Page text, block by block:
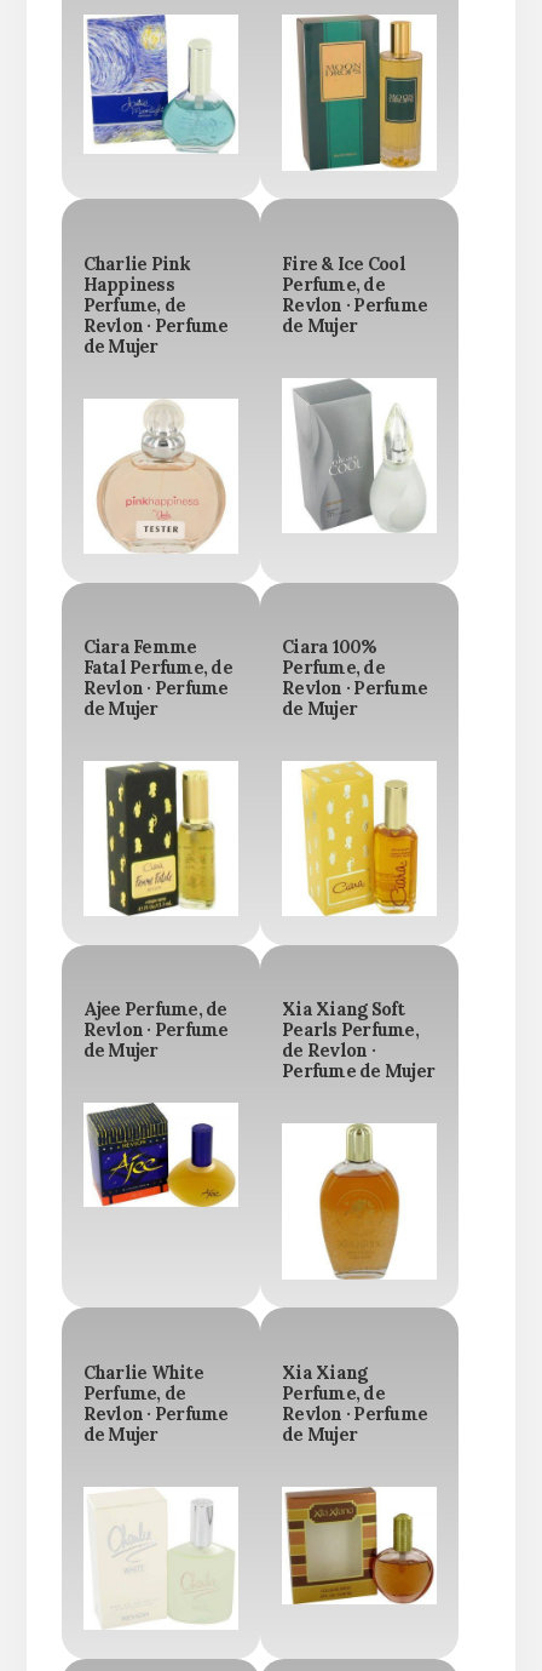
Charlie Pink
Happiness
Perfume, de
Revlon · Perfume
de Mujer
Fire & Ice Cool
Perfume, de
Revlon · Perfume
de Mujer
Ciara Femme
Fatal Perfume, de
Revlon · Perfume
de Mujer
Ciara 100%
Perfume, de
Revlon · Perfume
de Mujer
Ajee Perfume, de
Revlon · Perfume
de Mujer
Xia Xiang Soft
Pearls Perfume,
de Revlon ·
Perfume de Mujer
Charlie White
Perfume, de
Revlon · Perfume
de Mujer
Xia Xiang
Perfume, de
Revlon · Perfume
de Mujer